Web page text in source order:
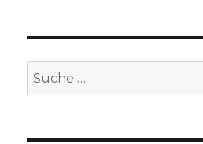
Suche
nach: